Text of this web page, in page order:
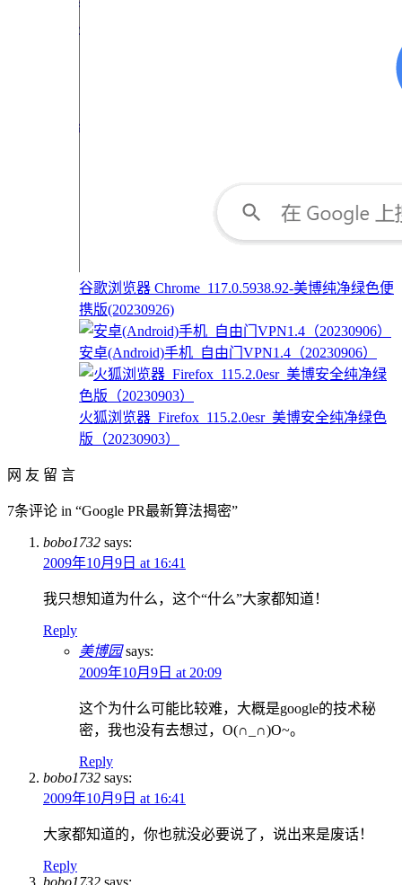
谷歌浏览器 Chrome_117.0.5938.92-美博纯净绿色便
携版(20230926)
安卓(Android)手机_自由门VPN1.4（20230906）
火狐浏览器_Firefox_115.2.0esr_美博安全纯净绿色
版（20230903）
网 友 留 言
7条评论 in “Google PR最新算法揭密”
bobo1732 says:
2009年10月9日 at 16:41
我只想知道为什么，这个“什么”大家都知道！
Reply
美博园 says:
2009年10月9日 at 20:09
这个为什么可能比较难，大概是google的技术秘
密，我也没有去想过，O(∩_∩)O~。
Reply
bobo1732 says:
2009年10月9日 at 16:41
大家都知道的，你也就没必要说了，说出来是废话！
Reply
bobo1732 says: